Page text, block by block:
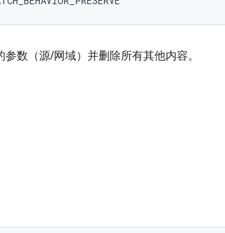
数（源/网域）并删除所有其他内容。